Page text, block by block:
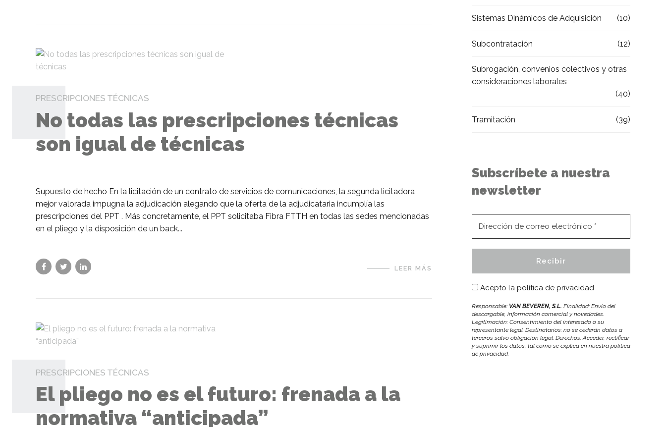
PRESCRIPCIONES TÉCNICAS
No todas las prescripciones técnicas
son igual de técnicas
Supuesto de hecho En la licitación de un contrato de servicios de comunicaciones, la segunda licitadora
mejor valorada impugna la adjudicación alegando que la oferta de la adjudicataria incumplía las
prescripciones del PPT . Más concretamente, el PPT solicitaba Fibra FTTH en todas las sedes mencionadas
en el pliego y la disposición de un back...
LEER MÁS
PRESCRIPCIONES TÉCNICAS
El pliego no es el futuro: frenada a la
normativa “anticipada”
Sistemas Dinámicos de Adquisición (10)
Subcontratación (12)
Subrogación, convenios colectivos y otras
consideraciones laborales
(40)
Tramitación (39)
Subscríbete a nuestra
newsletter
Acepto la política de privacidad
Responsable: VAN BEVEREN, S.L. Finalidad: Envío del
descargable, información comercial y novedades.
Legitimación: Consentimiento del interesado o su
representante legal. Destinatarios: no se cederán datos a
terceros salvo obligación legal. Derechos: Acceder, rectificar
y suprimir los datos, tal como se explica en nuestra política
de privacidad.